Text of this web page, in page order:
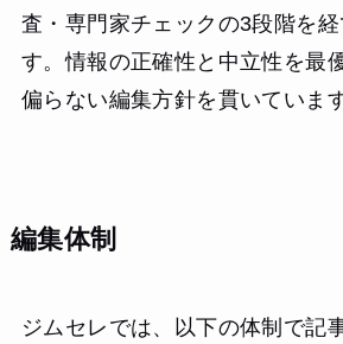
査・専門家チェックの3段階を経
す。情報の正確性と中立性を最
偏らない編集方針を貫いています
編集体制
ジムセレでは、以下の体制で記